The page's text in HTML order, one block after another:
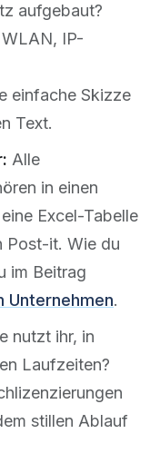
aufgebaut?
IP-
einfache Skizze
Text.
Alle
in einen
Excel-Tabelle
Post-it. Wie du
im Beitrag
Unternehmen.
nutzt ihr, in
Laufzeiten?
stillen Ablauf